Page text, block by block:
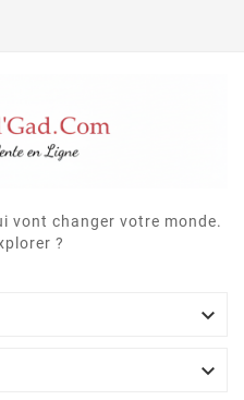
vont changer votre monde.
?

